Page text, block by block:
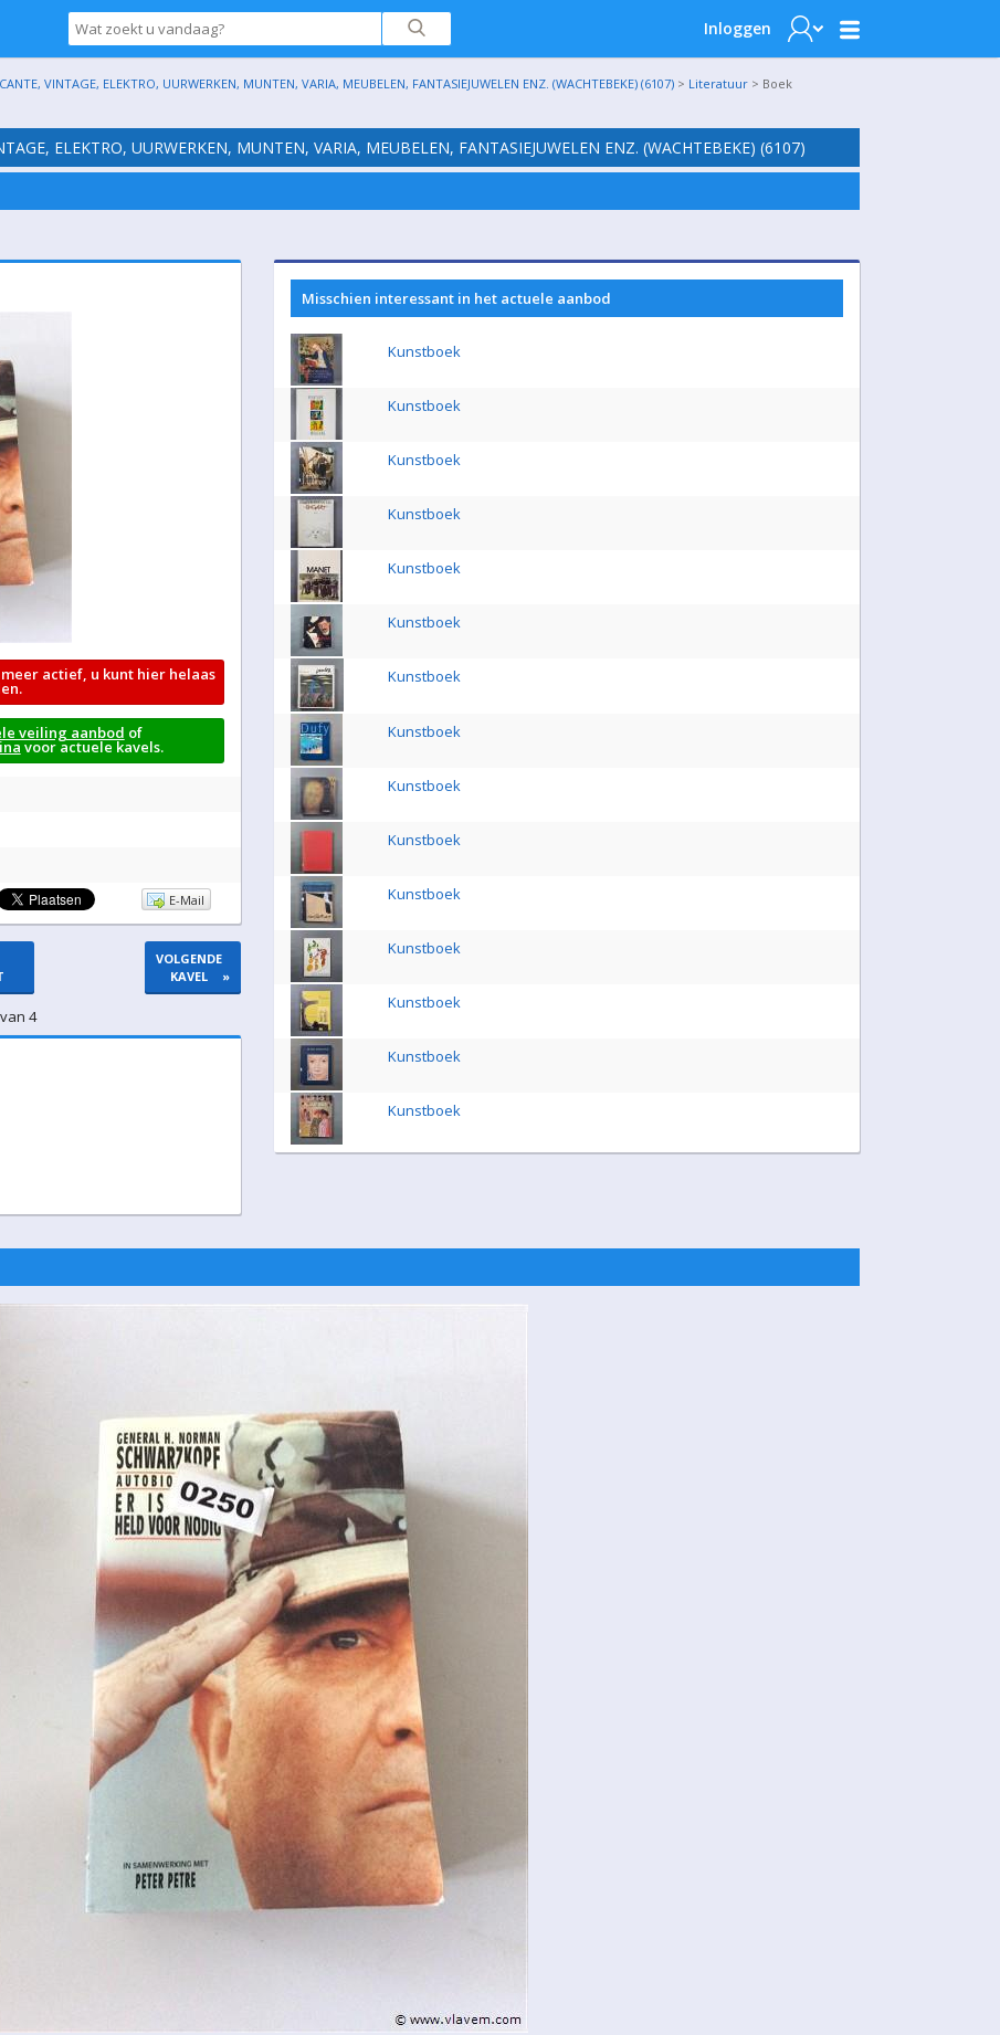
Inloggen
VINTAGE, ELEKTRO, UURWERKEN, MUNTEN, VARIA, MEUBELEN, FANTASIEJUWELEN ENZ. (WACHTEBEKE) (6107) > Literatuur > Boek
ELEKTRO, UURWERKEN, MUNTEN, VARIA, MEUBELEN, FANTASIEJUWELEN ENZ. (WACHTEBEKE) (6107)
actief, u kunt hier helaas
veiling aanbod of
voor actuele kavels.
E-Mail
VOLGENDE
KAVEL
»
4
Misschien interessant in het actuele aanbod
Kunstboek
Kunstboek
Kunstboek
Kunstboek
Kunstboek
Kunstboek
Kunstboek
Kunstboek
Kunstboek
Kunstboek
Kunstboek
Kunstboek
Kunstboek
Kunstboek
Kunstboek